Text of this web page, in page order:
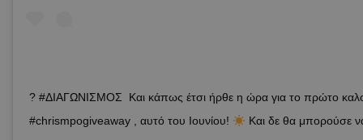
? #ΔΙΑΓΩΝΙΣΜΟΣ Και κάπως έτσι ήρθε η ώρα για το πρώτο
#chrismpogiveaway , αυτό του Ιουνίου!
Και δε θα μπορούσε